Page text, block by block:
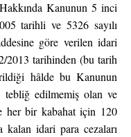
Kanunun 5 inci
tarihli ve 5326 sayılı
göre verilen idari
2013 tarihinden (bu tarih
hâlde bu Kanunun
tebliğ edilmemiş olan ve
her bir kabahat için 120
kalan idari para cezaları